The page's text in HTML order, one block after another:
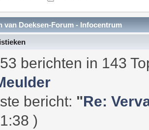
van Doeksen-Forum - Infocentrum
berichten in 143
bericht: "Re:
)